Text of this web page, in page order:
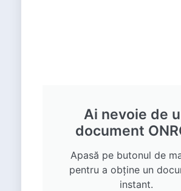
Ai nevoie de
document
Apasă pe butonul de
pentru a obține un
instant.